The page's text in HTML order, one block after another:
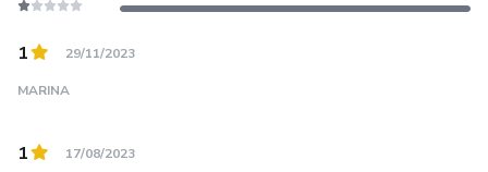
produto oferece uma aula inicial para orientar os alunos
sobre o funcionamento da plataforma. Isso facilita o
experiência mais fluida e eficiente para o aluno.
1 29/11/2023
MARINA
1 17/08/2023